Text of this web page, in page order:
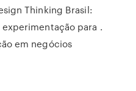
Thinking Brasil:
para .
em negócios